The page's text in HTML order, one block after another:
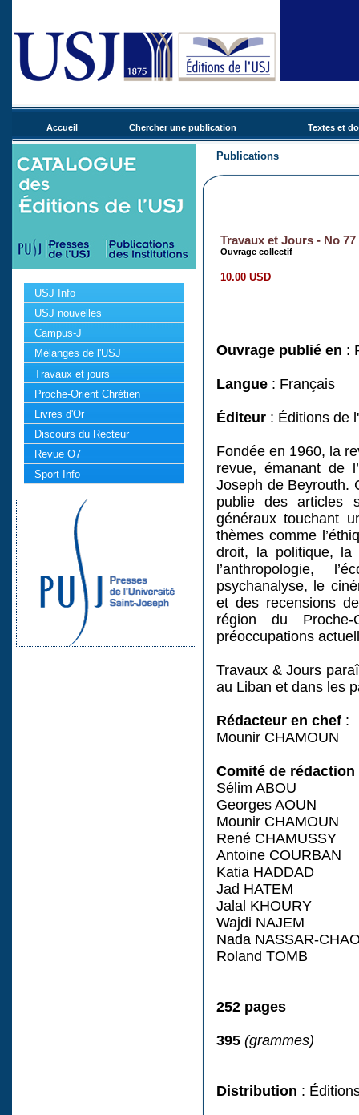
Accueil Chercher une publication Textes et
USJ Info
USJ nouvelles
Campus-J
Mélanges de l'USJ
Travaux et jours
Proche-Orient Chrétien
Livres d'Or
Discours du Recteur
Revue O7
Sport Info
Publications
Travaux et Jours - No 77
Ouvrage collectif
10.00 USD
Ouvrage publié en :
Langue : Français
Éditeur : Éditions de
Fondée en 1960, la
revue, émanant de
Joseph de Beyrouth.
publie des articles
généraux touchant
thèmes comme
droit, la politique, la
l’anthropologie,
psychanalyse, le
et des recensions
région du
préoccupations
Travaux & Jours
au Liban et dans les
Rédacteur en chef :
Mounir CHAMOUN
Comité de rédaction
Sélim ABOU
Georges AOUN
Mounir CHAMOUN
René CHAMUSSY
Antoine COURBAN
Katia HADDAD
Jad HATEM
Jalal KHOURY
Wajdi NAJEM
Nada NASSAR-
Roland TOMB
252 pages
395 (grammes)
Distribution :